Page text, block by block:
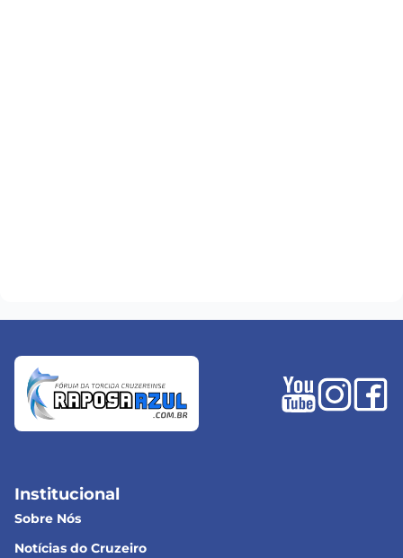
Institucional
Sobre Nós
Notícias do Cruzeiro